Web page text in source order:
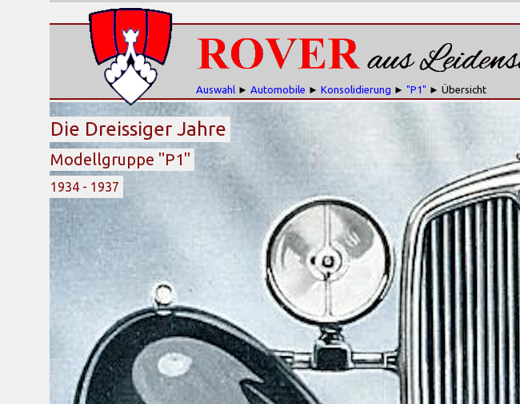
Auswahl ► Automobile ► Konsolidierung ► "P1" ► Übersicht
Die Dreissiger Jahre
Modellgruppe "P1"
1934 - 1937